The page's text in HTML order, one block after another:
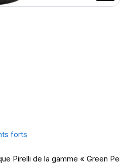
forts
Pirelli de la gamme « Green